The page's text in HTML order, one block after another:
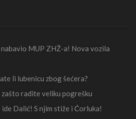
MUP ZHŽ-a! Nova vozila
li lubenicu zbog šećera?
radite veliku pogrešku
ide Dalić! S njim stiže i Ćorluka!